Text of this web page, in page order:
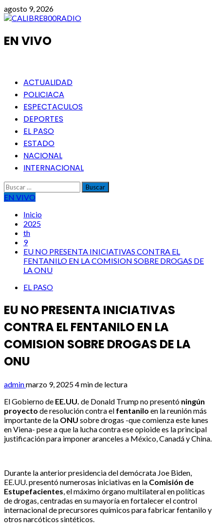
Saltar
al
agosto 9, 2026
EN VIVO
Menú
principal
ACTUALIDAD
POLICIACA
ESPECTACULOS
DEPORTES
EL PASO
ESTADO
NACIONAL
INTERNACIONAL
Buscar:
EN VIVO
Inicio
2025
th
9
EU NO PRESENTA INICIATIVAS CONTRA EL
FENTANILO EN LA COMISION SOBRE DROGAS DE
LA ONU
EL PASO
EU NO PRESENTA INICIATIVAS
CONTRA EL FENTANILO EN LA
COMISION SOBRE DROGAS DE LA
ONU
adminmarzo 9, 20254 min de lectura
El Gobierno de EE.UU. de Donald Trump no presentó ningún
proyecto de resolución contra el fentanilo en la reunión más
importante de la ONU sobre drogas -que comienza este lunes
en Viena- pese a que la lucha contra ese opioide es la principal
justificación para imponer aranceles a México, Canadá y China.
Durante la anterior presidencia del demócrata Joe Biden,
EE.UU. presentó numerosas iniciativas en la Comisión de
Estupefacientes , el máximo órgano multilateral en políticas
de drogas, centradas en su mayoría en fortalecer el control
internacional de precursores químicos para fabricar fentanilo y
otros narcóticos sintéticos.